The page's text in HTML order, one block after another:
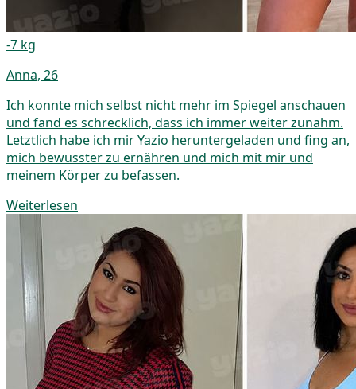
-7 kg
Anna, 26
Ich konnte mich selbst nicht mehr im Spiegel anschauen
und fand es schrecklich, dass ich immer weiter zunahm.
Letztlich habe ich mir Yazio heruntergeladen und fing an,
mich bewusster zu ernähren und mich mit mir und
meinem Körper zu befassen.
Weiterlesen